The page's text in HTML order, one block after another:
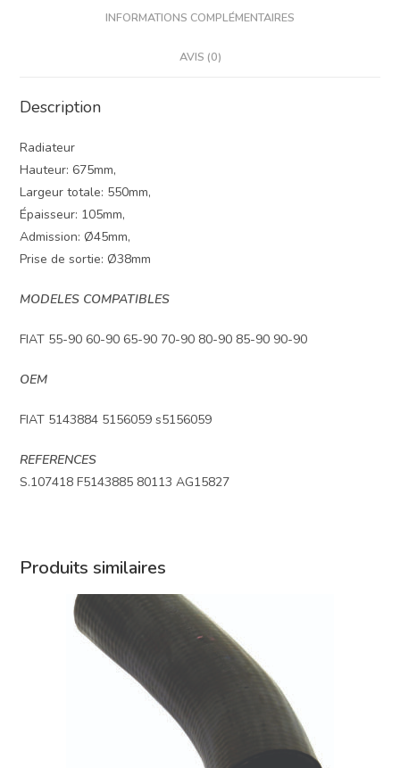
INFORMATIONS COMPLÉMENTAIRES
AVIS (0)
Description
Radiateur
Hauteur: 675mm,
Largeur totale: 550mm,
Épaisseur: 105mm,
Admission: Ø45mm,
Prise de sortie: Ø38mm
MODELES COMPATIBLES
FIAT 55-90 60-90 65-90 70-90 80-90 85-90 90-90
OEM
FIAT 5143884 5156059 s5156059
REFERENCES
S.107418 F5143885 80113 AG15827
Produits similaires